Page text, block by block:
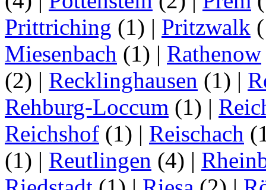
Prittriching (1) | Pritzwalk
Miesenbach (1) | Rathenow
(2) | Recklinghausen (1) |
Rehburg-Loccum (1) |
Reichshof (1) | Reischach
(1) | Reutlingen (4) |